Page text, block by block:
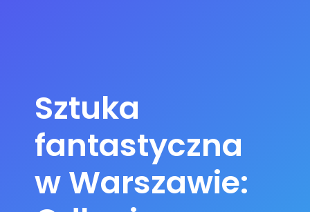
Sztuka
fantastyczna
w Warszawie: